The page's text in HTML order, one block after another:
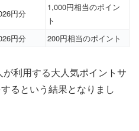
円分
1,000円相当のポイン
ト
円分 200円相当のポイント
利用する大人気ポイントサ
るという結果となりまし